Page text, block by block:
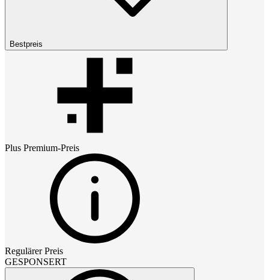
Bestpreis
Plus Premium-Preis
Regulärer Preis
GESPONSERT